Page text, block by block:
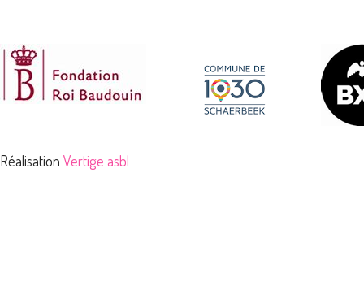
Réalisation Vertige asbl